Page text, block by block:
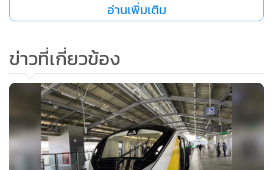
นั่งรถเมล์หรือรถสองแถว สามารถลงรถเมล์ได้ที่ป้ายซอยศรีด่าน
1 เลยแยกศรีด่านเล็กน้อย เพื่อต่อรถไฟฟ้าสายสีเหลืองที่สถานีศรี
ด่าน ไปยังสถานีหัวหมาก
ในทางกลับกัน คนที่มาจากสถานีหัวหมาก เมื่อลงที่สถานีศรีด่าน
แล้ว สามารถต่อรถเมล์สาย 145 ไปยังปากน้ำ รวมทั้งรถสองแถว
ด่านสำโรง-บางพลี รถสองแถวด่านสำโรง-วัดหนามแดง และรถ
อ่านเพิ่มเติม
ข่าวที่เกี่ยวข้อง